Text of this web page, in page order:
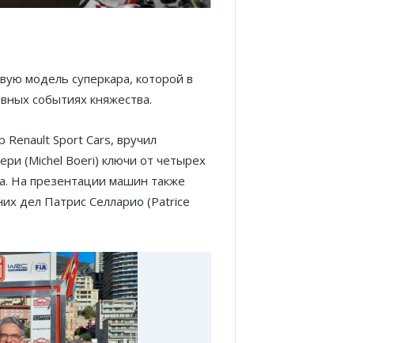
модель суперкара, которой в
событиях княжества.
Sport Cars, вручил
(Michel Boeri) ключи от четырех
На презентации машин также
дел Патрис Селларио (Patrice